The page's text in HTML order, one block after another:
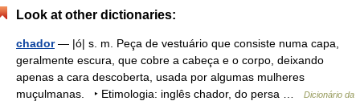
Look at other dictionaries:
chador— |ó| s. m. Peça de vestuário que consiste numa capa,
geralmente escura, que cobre a cabeça e o corpo, deixando
apenas a cara descoberta, usada por algumas mulheres
muçulmanas. ‣ Etimologia: inglês chador, do persa …
Dicionário da